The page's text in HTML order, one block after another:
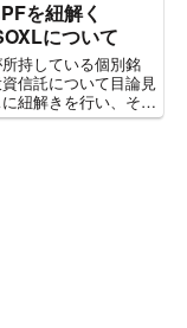
を紐解く
について
持している個別銘
信託について目論見
紐解きを行い、その
由やメリットなど個